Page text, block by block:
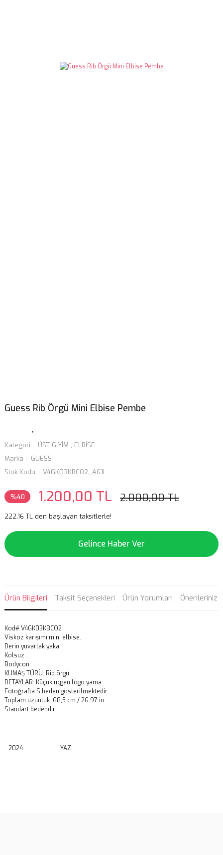
Guess Rib Örgü Mini Elbise Pembe
Kategori ÜST GİYİM , ELBİSE
Marka
GUESS
Stok Kodu
V4GK03KBCO2_A61I
%40 1.200,00 TL 2.000,00 TL
222,16 TL den başlayan taksitlerle!
Gelince Haber Ver
Ürün Bilgileri Taksit Seçenekleri Ürün Yorumları Önerileriniz
Kod# V4GK03KBCO2
Viskoz karışımı mini elbise.
Derin yuvarlak yaka.
Kolsuz.
Bodycon.
KUMAŞ TÜRÜ: Rib örgü.
DETAYLAR: Küçük üçgen logo yama.
Fotoğrafta S beden gösterilmektedir.
Toplam uzunluk: 68,5 cm / 26.97 in.
Standart bedendir.
2024 : YAZ